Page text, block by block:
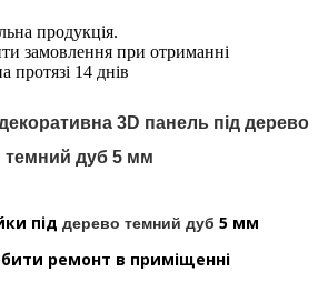
продукція.
замовлення при отриманні
14 днів
3D панель під дерево
темний дуб 5 мм
під дерево темний дуб 5 мм
ремонт в приміщенні